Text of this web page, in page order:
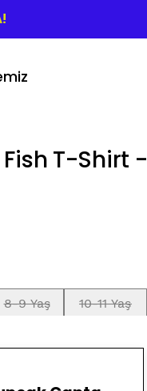
Takımlar
T-Shirt -
8-9 Yaş 10-11 Yaş